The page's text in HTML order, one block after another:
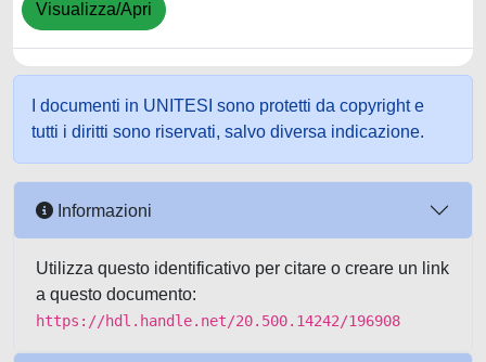
Visualizza/Apri
I documenti in UNITESI sono protetti da copyright e
tutti i diritti sono riservati, salvo diversa indicazione.
Informazioni
Utilizza questo identificativo per citare o creare un link
a questo documento:
https://hdl.handle.net/20.500.14242/196908